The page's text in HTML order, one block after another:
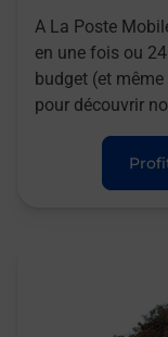
A La Poste
en une fois ou
budget (et
pour découvrir